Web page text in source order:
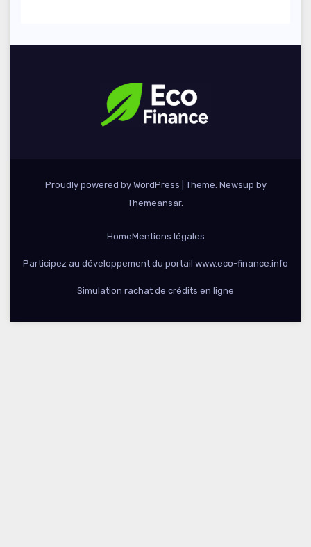
Proudly powered by WordPress
Theme: Newsup by
Themeansar.
HomeMentions légales
Participez au développement du portail www.eco-finance.info
Simulation rachat de crédits en ligne